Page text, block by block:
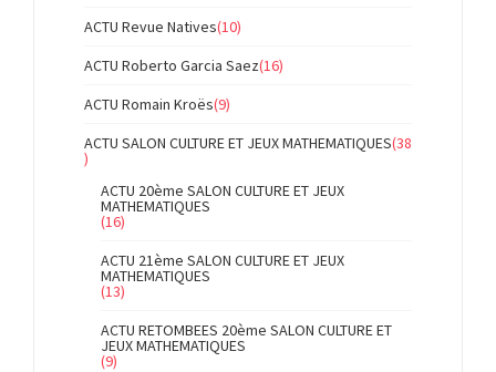
ACTU Revue Natives(10)
ACTU Roberto Garcia Saez(16)
ACTU Romain Kroës(9)
ACTU SALON CULTURE ET JEUX MATHEMATIQUES(38
)
ACTU 20ème SALON CULTURE ET JEUX
MATHEMATIQUES
(16)
ACTU 21ème SALON CULTURE ET JEUX
MATHEMATIQUES
(13)
ACTU RETOMBEES 20ème SALON CULTURE ET
JEUX MATHEMATIQUES
(9)